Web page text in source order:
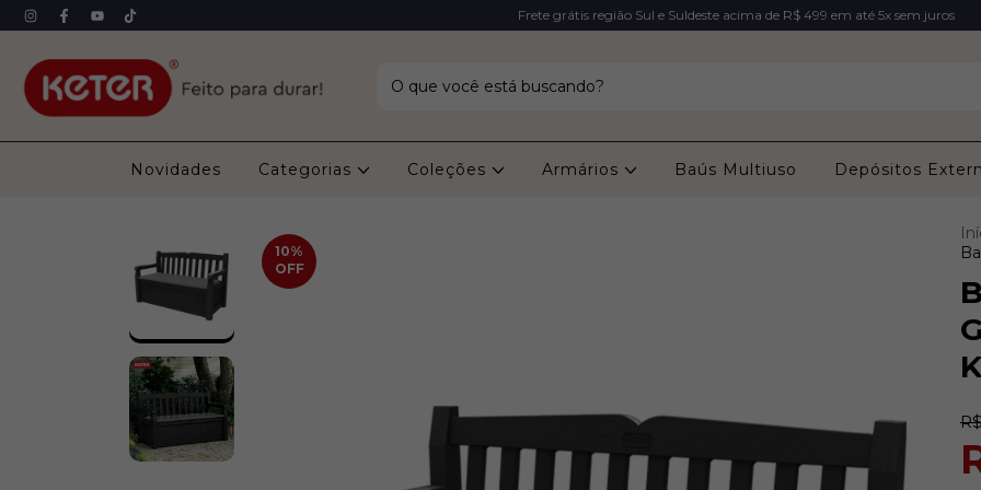
Frete grátis região Sul e Suldeste acima de R$ 499 em até 5x sem juros
Novidades Categorias Coleções Armários Baús Multiuso Depósitos
10%
OFF